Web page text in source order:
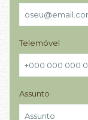
Telemóvel
Assunto